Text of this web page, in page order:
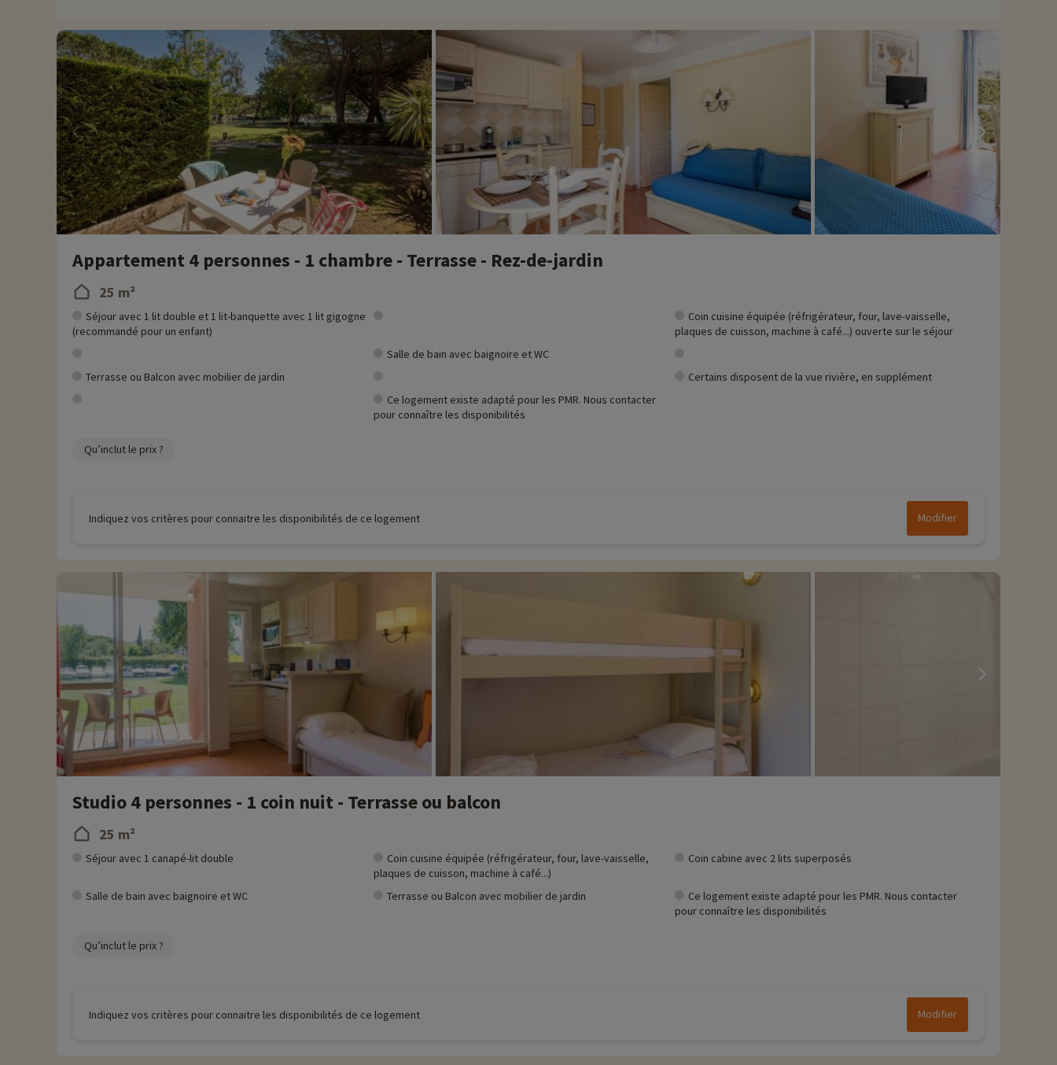
Chez Familytrip nous découvrons chaque année de nouvelles activités famille à proximité de nos hébergements : zoo, aquarium...Si nous avons déjà négocié des activités, elles sont réservables avec
remise directement en ligne après avoir choisi votre logement et vous pouvez les découvrir
en cliquant ici !
Plus d'informations
• Animaux de compagnie acceptés, en supplément
• Personnes à mobilité réduite, accompagnement obligatoire
• Résidence gérée par le groupe Pierre & Vacances
Appartement 4 personnes - 1 chambre - Terrasse - Rez-de-jardin
25 m²
Séjour avec 1 lit double et 1 lit-banquette avec 1 lit gigogne
(recommandé pour un enfant)
Coin cuisine équipée (réfrigérateur, four, lave-vaisselle,
plaques de cuisson, machine à café...) ouverte sur le séjour
Salle de bain avec baignoire et WC
Terrasse ou Balcon avec mobilier de jardin
Certains disposent de la vue rivière, en supplément
Ce logement existe adapté pour les PMR. Nous contacter
pour connaître les disponibilités
Qu’inclut le prix ?
Indiquez vos critères pour connaitre les disponibilités de ce logement Modifier
Studio 4 personnes - 1 coin nuit - Terrasse ou balcon
25 m²
Séjour avec 1 canapé-lit double
Coin cuisine équipée (réfrigérateur, four, lave-vaisselle,
plaques de cuisson, machine à café...)
Coin cabine avec 2 lits superposés
Salle de bain avec baignoire et WC Terrasse ou Balcon avec mobilier de jardin
Ce logement existe adapté pour les PMR. Nous contacter
pour connaître les disponibilités
Qu’inclut le prix ?
Indiquez vos critères pour connaitre les disponibilités de ce logement Modifier